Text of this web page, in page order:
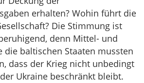
erhalten? Wohin führt die
Die Stimmung ist
denn Mittel- und
die baltischen Staaten mussten
dass der Krieg nicht unbedingt
Ukraine beschränkt bleibt.